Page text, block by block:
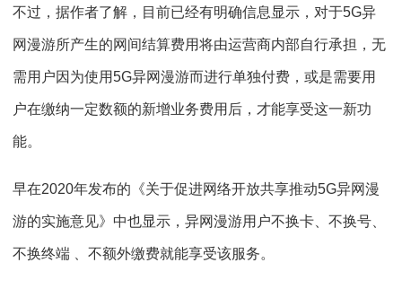
不过，据作者了解，目前已经有明确信息显示，对于5G异
网漫游所产生的网间结算费用将由运营商内部自行承担，无
需用户因为使用5G异网漫游而进行单独付费，或是需要用
户在缴纳一定数额的新增业务费用后，才能享受这一新功
能。
早在2020年发布的《关于促进网络开放共享推动5G异网漫
游的实施意见》中也显示，异网漫游用户不换卡、不换号、
不换终端 、不额外缴费就能享受该服务。